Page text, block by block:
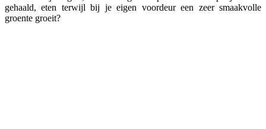
gehaald, eten terwijl bij je eigen voordeur een zeer smaakvolle
groente groeit?